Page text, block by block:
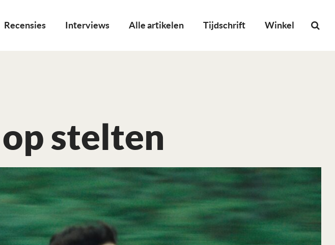
Recensies Interviews Alle artikelen Tijdschrift Winkel
stelten